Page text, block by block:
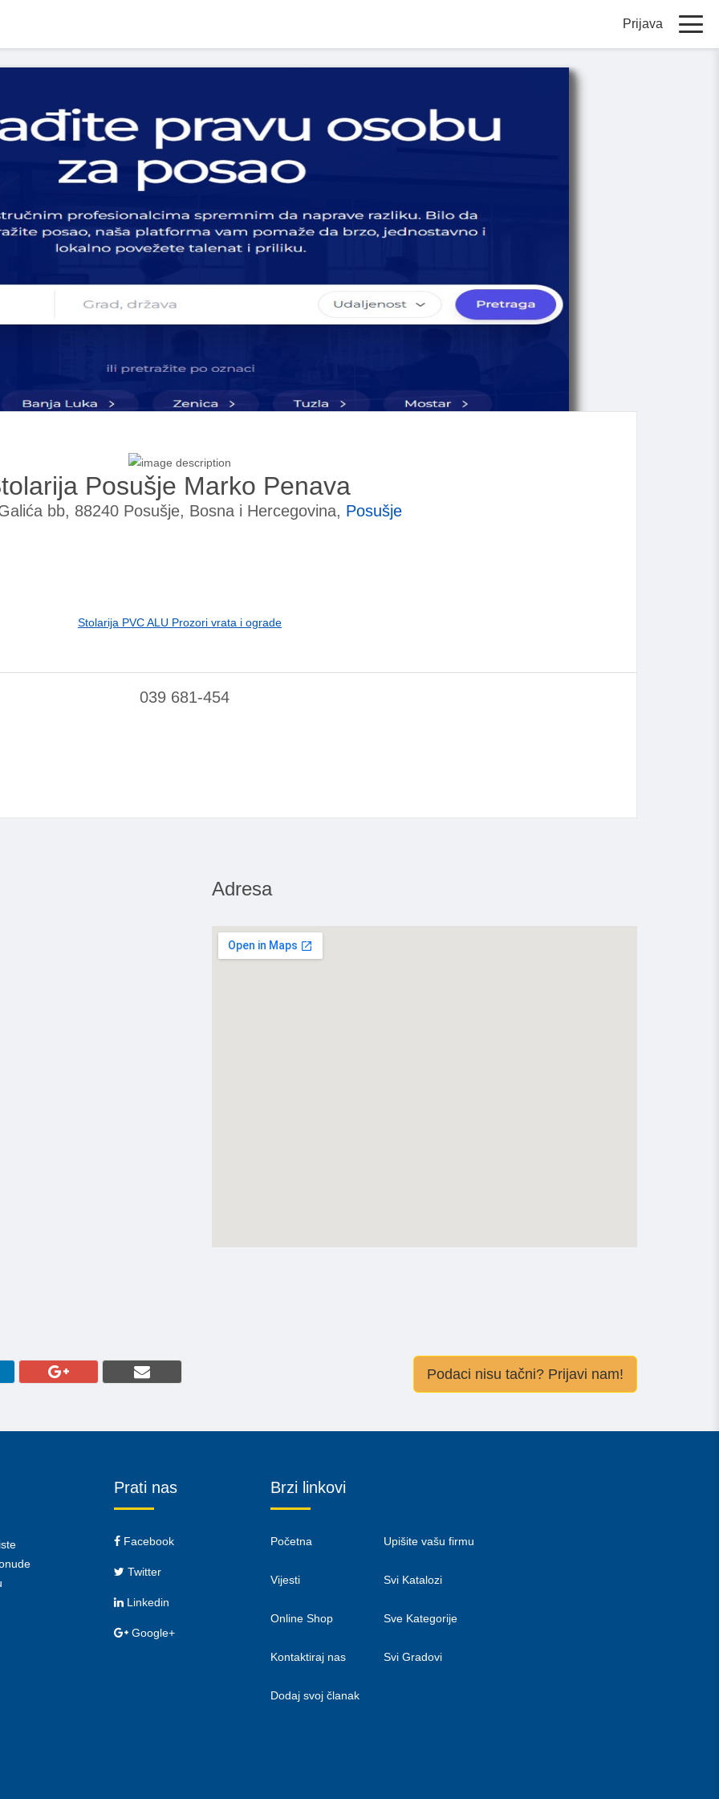
Prijava
Posušje Marko Penava
bb, 88240 Posušje, Bosna i Hercegovina, Posušje
Stolarija PVC ALU Prozori vrata i ograde
039 681-454
Adresa
Podaci nisu tačni? Prijavi nam!
Prati nas
Facebook
Twitter
Linkedin
Google+
Brzi linkovi
Početna
Vijesti
Online Shop
Kontaktiraj nas
Dodaj svoj članak
Upišite vašu firmu
Svi Katalozi
Sve Kategorije
Svi Gradovi